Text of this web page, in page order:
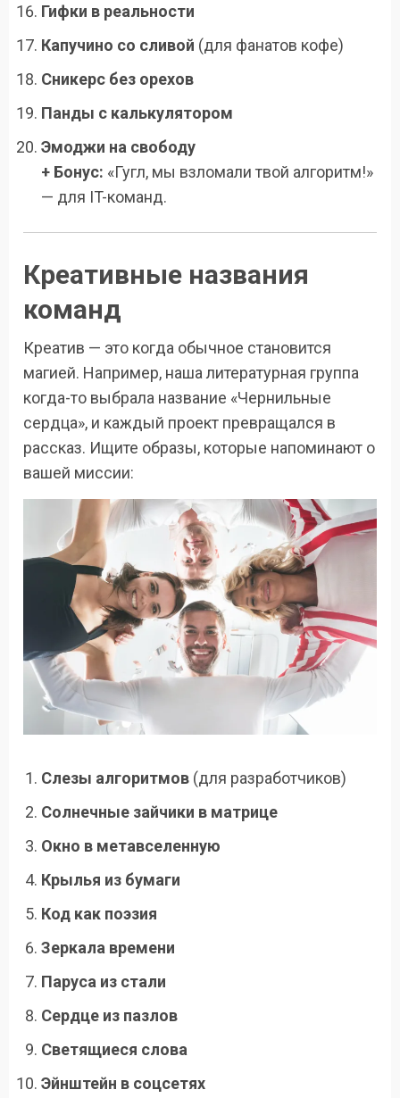
Гифки в реальности
Капучино со сливой (для фанатов кофе)
Сникерс без орехов
Панды с калькулятором
Эмоджи на свободу
+ Бонус: «Гугл, мы взломали твой алгоритм!»
— для IT-команд.
Креативные названия
команд
Креатив — это когда обычное становится
магией. Например, наша литературная группа
когда-то выбрала название «Чернильные
сердца», и каждый проект превращался в
рассказ. Ищите образы, которые напоминают о
вашей миссии:
Слезы алгоритмов (для разработчиков)
Солнечные зайчики в матрице
Окно в метавселенную
Крылья из бумаги
Код как поэзия
Зеркала времени
Паруса из стали
Сердце из пазлов
Светящиеся слова
Эйнштейн в соцсетях